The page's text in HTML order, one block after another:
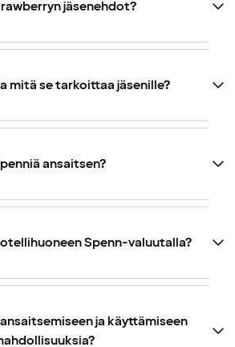
jäsenehdot?
mitä se tarkoittaa jäsenille?
ansaitsen?
Spenn-valuutalla?
ja käyttämiseen